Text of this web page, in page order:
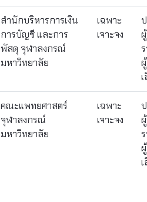
สำนักบริหารการเงิน
การบัญชี และการ
พัสดุ จุฬาลงกรณ์
มหาวิทยาลัย
เฉพาะ
เจาะจง
คณะแพทยศาสตร์
จุฬาลงกรณ์
มหาวิทยาลัย
เฉพาะ
เจาะจง